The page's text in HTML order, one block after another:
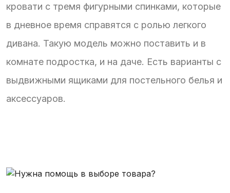
кровати с тремя фигурными спинками, которые
в дневное время справятся с ролью легкого
дивана. Такую модель можно поставить и в
комнате подростка, и на даче. Есть варианты с
выдвижными ящиками для постельного белья и
аксессуаров.